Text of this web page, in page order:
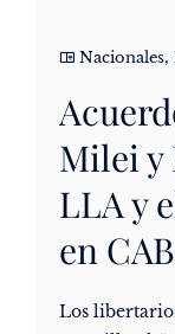
Nacionales,
Milei y
LLA y
en
Los